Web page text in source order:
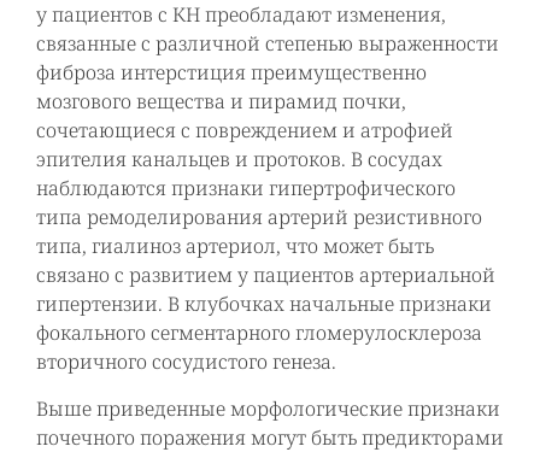
у пациентов с КН преобладают изменения,
связанные с различной степенью выраженности
фиброза интерстиция преимущественно
мозгового вещества и пирамид почки,
сочетающиеся с повреждением и атрофией
эпителия канальцев и протоков. В сосудах
наблюдаются признаки гипертрофического
типа ремоделирования артерий резистивного
типа, гиалиноз артериол, что может быть
связано с развитием у пациентов артериальной
гипертензии. В клубочках начальные признаки
фокального сегментарного гломерулосклероза
вторичного сосудистого генеза.
Выше приведенные морфологические признаки
почечного поражения могут быть предикторами